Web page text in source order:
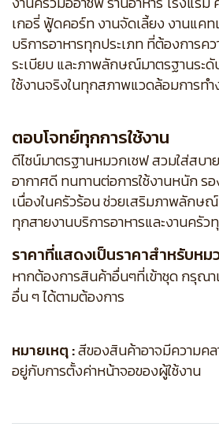
เกอรี่ ฟู้ดคอร์ท งานจัดเลี้ยง งานแคท
บริการอาหารทุกประเภท ที่ต้องการค
ระเบียบ และภาพลักษณ์มาตรฐานระ
ใช้งานจริงในทุกสภาพแวดล้อมการทำ
ตอบโจทย์ทุกการใช้งาน
ดีไซน์มาตรฐานหมวกเชฟ สวมใส่สบา
อากาศดี ทนทานต่อการใช้งานหนัก ร
เนื่องในครัวร้อน ช่วยเสริมภาพลักษ
ทุกสายงานบริการอาหารและงานครัว
ราคาที่แสดงเป็นราคาสำหรับหม
หากต้องการสินค้าอื่นๆที่เข้าชุด กรุณ
อื่น ๆ ได้ตามต้องการ
หมายเหตุ :สีของสินค้าอาจมีความค
อยู่กับการตั้งค่าหน้าจอของผู้ใช้งาน